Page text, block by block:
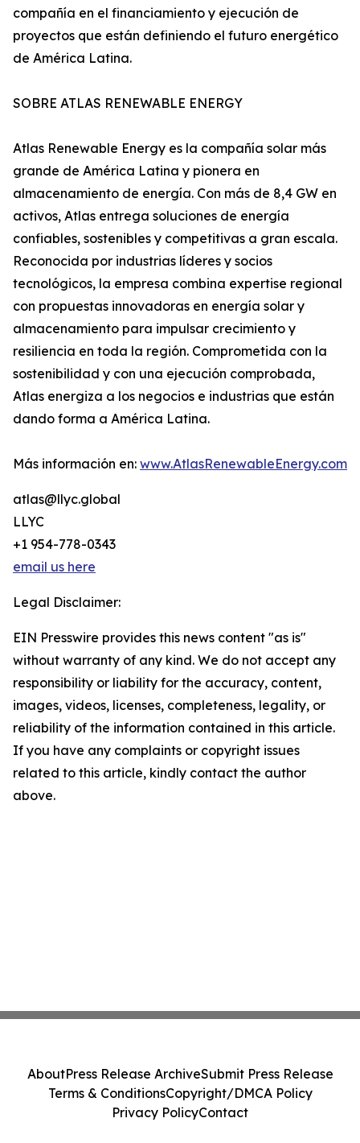
compañía en el financiamiento y ejecución de
proyectos que están definiendo el futuro energético
de América Latina.
SOBRE ATLAS RENEWABLE ENERGY
Atlas Renewable Energy es la compañía solar más
grande de América Latina y pionera en
almacenamiento de energía. Con más de 8,4 GW en
activos, Atlas entrega soluciones de energía
confiables, sostenibles y competitivas a gran escala.
Reconocida por industrias líderes y socios
tecnológicos, la empresa combina expertise regional
con propuestas innovadoras en energía solar y
almacenamiento para impulsar crecimiento y
resiliencia en toda la región. Comprometida con la
sostenibilidad y con una ejecución comprobada,
Atlas energiza a los negocios e industrias que están
dando forma a América Latina.
Más información en: www.AtlasRenewableEnergy.com
atlas@llyc.global
LLYC
+1 954-778-0343
email us here
Legal Disclaimer:
EIN Presswire provides this news content "as is"
without warranty of any kind. We do not accept any
responsibility or liability for the accuracy, content,
images, videos, licenses, completeness, legality, or
reliability of the information contained in this article.
If you have any complaints or copyright issues
related to this article, kindly contact the author
above.
AboutPress Release ArchiveSubmit Press Release
Terms & ConditionsCopyright/DMCA Policy
Privacy PolicyContact